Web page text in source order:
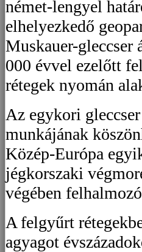
német-lengyel
elhelyezkedő
Muskauer-gleccser
000 évvel ezelőtt
rétegek nyomán
Az egykori gleccser
munkájának
Közép-Európa
jégkorszaki
végében
A felgyűrt
agyagot